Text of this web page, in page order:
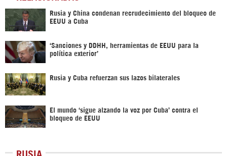
Rusia y China condenan recrudecimiento del bloqueo de
EEUU a Cuba
‘Sanciones y DDHH, herramientas de EEUU para la
política exterior’
Rusia y Cuba refuerzan sus lazos bilaterales
El mundo ‘sigue alzando la voz por Cuba’ contra el
bloqueo de EEUU
RUSIA